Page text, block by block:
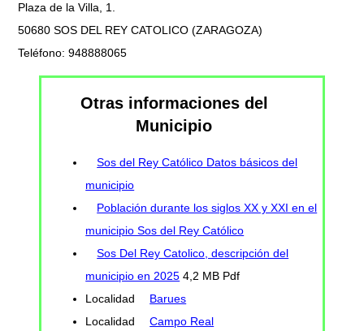
Plaza de la Villa, 1.
50680 SOS DEL REY CATOLICO (ZARAGOZA)
Teléfono: 948888065
Otras informaciones del
Municipio
Sos del Rey Católico Datos básicos del
municipio
Población durante los siglos XX y XXI en el
municipio Sos del Rey Católico
Sos Del Rey Catolico, descripción del
municipio en 2025 4,2 MB Pdf
Localidad
Barues
Localidad
Campo Real